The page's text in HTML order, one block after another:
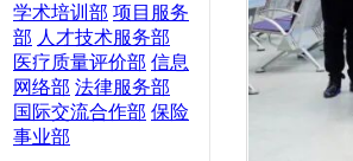
学术培训部 项目服务
部 人才技术服务部
医疗质量评价部 信息
网络部 法律服务部
国际交流合作部 保险
事业部